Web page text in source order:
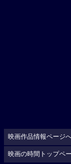
映画作品情報ページ
映画の時間トップペ